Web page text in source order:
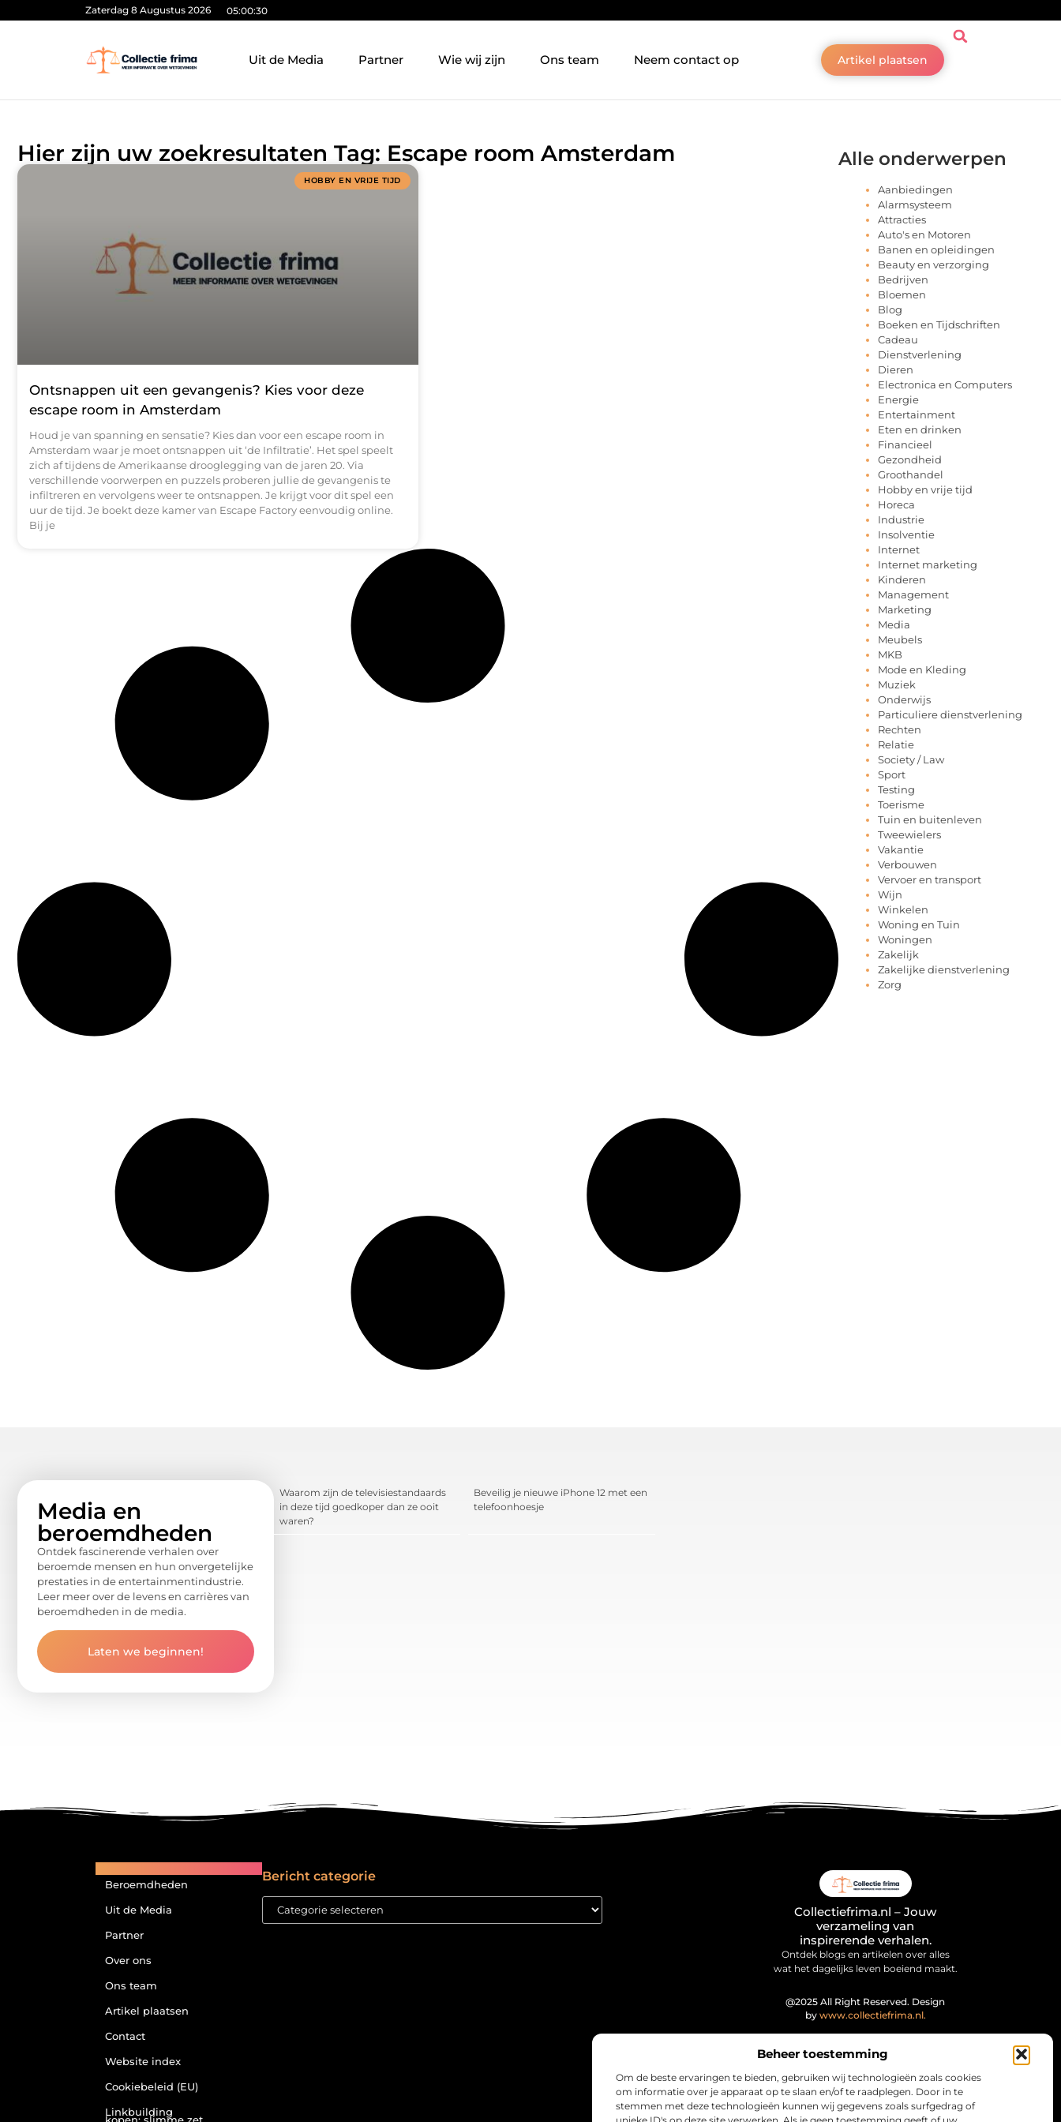
Beheer toestemming
Om de beste ervaringen te bieden, gebruiken wij technologieën zoals cookies
om informatie over je apparaat op te slaan en/of te raadplegen. Door in te
stemmen met deze technologieën kunnen wij gegevens zoals surfgedrag of
Zaterdag 8 Augustus 2026 05:00:30
Uit de Media Partner Wie wij zijn Ons team Neem contact op Artikel plaatsen
Hier zijn uw zoekresultaten Tag: Escape room Amsterdam
HOBBY EN VRIJE TIJD
Ontsnappen uit een gevangenis? Kies voor deze
escape room in Amsterdam
Houd je van spanning en sensatie? Kies dan voor een escape room in
Amsterdam waar je moet ontsnappen uit ‘de Infiltratie’. Het spel speelt
zich af tijdens de Amerikaanse drooglegging van de jaren 20. Via
verschillende voorwerpen en puzzels proberen jullie de gevangenis te
infiltreren en vervolgens weer te ontsnappen. Je krijgt voor dit spel een
uur de tijd. Je boekt deze kamer van Escape Factory eenvoudig online.
Bij je
Alle onderwerpen
Aanbiedingen
Alarmsysteem
Attracties
Auto's en Motoren
Banen en opleidingen
Beauty en verzorging
Bedrijven
Bloemen
Blog
Boeken en Tijdschriften
Cadeau
Dienstverlening
Dieren
Electronica en Computers
Energie
Entertainment
Eten en drinken
Financieel
Gezondheid
Groothandel
Hobby en vrije tijd
Horeca
Industrie
Insolventie
Internet
Internet marketing
Kinderen
Management
Marketing
Media
Meubels
MKB
Mode en Kleding
Muziek
Onderwijs
Particuliere dienstverlening
Rechten
Relatie
Society / Law
Sport
Testing
Toerisme
Tuin en buitenleven
Tweewielers
Vakantie
Verbouwen
Vervoer en transport
Wijn
Winkelen
Woning en Tuin
Woningen
Zakelijk
Zakelijke dienstverlening
Zorg
Media en
beroemdheden
Ontdek fascinerende verhalen over
beroemde mensen en hun onvergetelijke
prestaties in de entertainmentindustrie.
Leer meer over de levens en carrières van
beroemdheden in de media.
Laten we beginnen!
Waarom zijn de televisiestandaards
in deze tijd goedkoper dan ze ooit
waren?
Beveilig je nieuwe iPhone 12 met een
telefoonhoesje
Beroemdheden
Uit de Media
Partner
Over ons
Ons team
Artikel plaatsen
Contact
Website index
Cookiebeleid (EU)
Linkbuilding
Bericht categorie
Collectiefrima.nl – Jouw
verzameling van
inspirerende verhalen.
Ontdek blogs en artikelen over alles
wat het dagelijks leven boeiend maakt.
@2025 All Right Reserved. Design
by www.collectiefrima.nl.